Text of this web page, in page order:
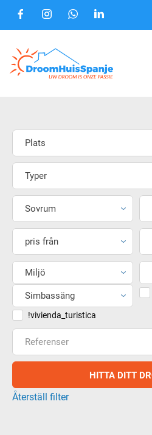
Plats
Typer
Sovrum
pris från
Referenser
Återställ filter
Miljö
Simbassäng
!vivienda_turistica